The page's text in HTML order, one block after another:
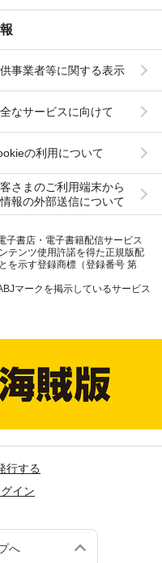
事業者等に関する表示
なサービスに向けて
の利用について
さまのご利用端末から
報の外部送信について
子書店・電子書籍配信サービス
テンツ使用許諾を得た正規版配
を示す登録商標（登録番号 第
マークを掲示しているサービス
行する
イン
へ